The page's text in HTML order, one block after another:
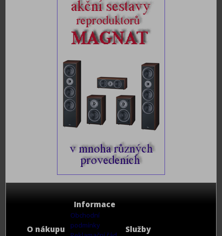
O nákupu
Informace
Obchodní
podmínky
Služby